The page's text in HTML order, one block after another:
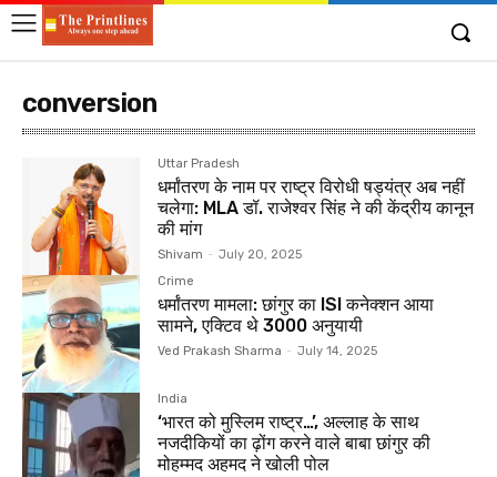
conversion
Uttar Pradesh
धर्मांतरण के नाम पर राष्ट्र विरोधी षड्यंत्र अब नहीं
चलेगा: MLA डॉ. राजेश्वर सिंह ने की केंद्रीय कानून
की मांग
Shivam - July 20, 2025
Crime
धर्मांतरण मामला: छांगुर का ISI कनेक्शन आया
सामने, एक्टिव थे 3000 अनुयायी
Ved Prakash Sharma - July 14, 2025
India
‘भारत को मुस्लिम राष्ट्र…’, अल्लाह के साथ
नजदीकियों का ढ़ोंग करने वाले बाबा छांगुर की
मोहम्मद अहमद ने खोली पोल